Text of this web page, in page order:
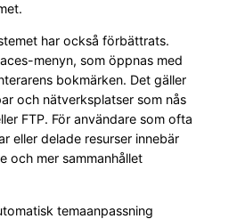
har också förbättrats.
menyn, som öppnas med
bokmärken. Det gäller
och nätverksplatser som nås
FTP. För användare som ofta
eller delade resurser innebär
och mer sammanhållet
temaanpassning